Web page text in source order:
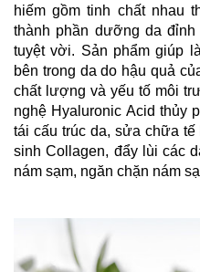
hiếm gồm tinh chất nhau
thành phần dưỡng da
tuyệt vời. Sản phẩm giúp
bên trong da do hậu quả
chất lượng và yếu tố môi
nghệ Hyaluronic Acid thủy
tái cấu trúc da, sửa chữa
sinh Collagen, đẩy lùi các
nám sạm, ngăn chặn nám